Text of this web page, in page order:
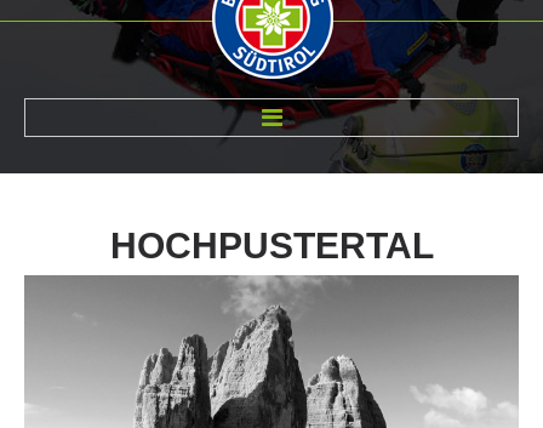
HOCHPUSTERTAL